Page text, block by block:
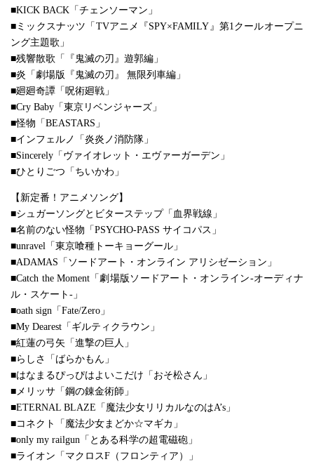
■KICK BACK「チェンソーマン」
■ミックスナッツ「TVアニメ『SPY×FAMILY』第1クールオープニ
ング主題歌」
■残響散歌「『鬼滅の刃』遊郭編」
■炎「劇場版『鬼滅の刃』 無限列車編」
■廻廻奇譚「呪術廻戦」
■Cry Baby「東京リベンジャーズ」
■怪物「BEASTARS」
■インフェルノ「炎炎ノ消防隊」
■Sincerely「ヴァイオレット・エヴァーガーデン」
■ひとりごつ「ちいかわ」
【新定番！アニメソング】
■シュガーソングとビターステップ「血界戦線」
■名前のない怪物「PSYCHO-PASS サイコパス」
■unravel「東京喰種トーキョーグール」
■ADAMAS「ソードアート・オンライン アリシゼーション」
■Catch the Moment「劇場版ソードアート・オンライン-オーディナ
ル・スケート-」
■oath sign「Fate/Zero」
■My Dearest「ギルティクラウン」
■紅蓮の弓矢「進撃の巨人」
■らしさ「ばらかもん」
■はなまるぴっぴはよいこだけ「おそ松さん」
■メリッサ「鋼の錬金術師」
■ETERNAL BLAZE「魔法少女リリカルなのはA’s」
■コネクト「魔法少女まどか☆マギカ」
■only my railgun「とある科学の超電磁砲」
■ライオン「マクロスF（フロンティア）」